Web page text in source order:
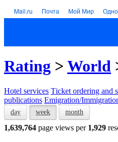
Mail.ru Почта Мой Мир
Rating > World
Hotel services Тicket ordering and
publications Emigration/
day week month
1,639,764 page views per 1,929